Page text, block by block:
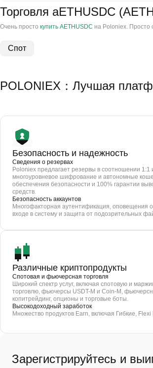
Торговля aETHUSDC
Очень просто купить AETHUSDC на Poloniex. Просто
Спот
POLONIEX：Лучшая
Безопасность и надежность
Сведения о резервах
Poloniex предлагает резервы в соотношении 1:1
многоуровневое шифрование и автономные
обеспечения безопасности и 100% гарантии
средств.
Безопасность аккаунтов
Многофакторная аутентификация, оповещения
входе в систему и защита от подозрительных
Различные криптопродукты
Спотовая и фьючерсная торговля
Широкий спектр услуг, включая спотовую и
торговлю, фьючерсы USDT-M и Coin-M,
копитрейдинг, опционы и торговые боты.
Высокодоходный заработок
Множество продуктов Earn, включая Гибкие, Flexi
Зарегистрируйтесь и